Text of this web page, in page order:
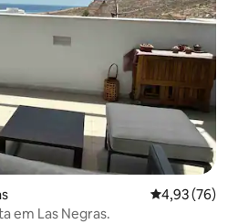
4,93 de uma
4,93 (76)
em Las Negras.